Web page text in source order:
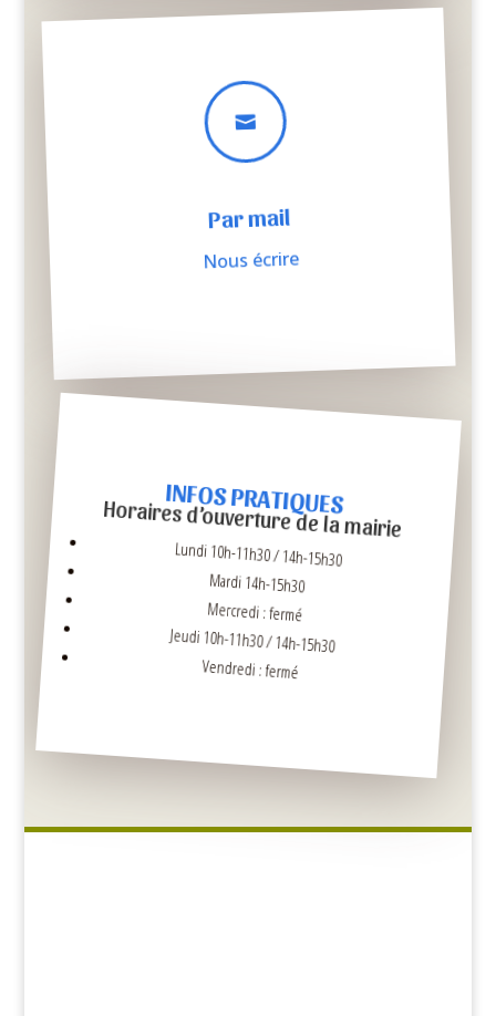

Par mail
Nous écrire
INFOS PRATIQUES
Horaires d’ouverture de la mairie
Lundi 10h-11h30 / 14h-15h30
Mardi 14h-15h30
Mercredi : fermé
Jeudi 10h-11h30 / 14h-15h30
Vendredi : fermé